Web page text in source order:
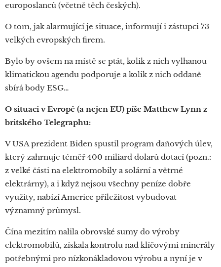
europoslanců (včetně těch českých).
O tom, jak alarmující je situace, informují i zástupci 73
velkých evropských firem.
Bylo by ovšem na místě se ptát, kolik z nich vylhanou
klimatickou agendu podporuje a kolik z nich oddaně
sbírá body ESG…
O situaci v Evropě (a nejen EU) píše Matthew Lynn z
britského Telegraphu:
V USA prezident Biden spustil program daňových úlev,
který zahrnuje téměř 400 miliard dolarů dotací (pozn.:
z velké části na elektromobily a solární a větrné
elektrárny), a i když nejsou všechny peníze dobře
využity, nabízí Americe příležitost vybudovat
významný průmysl.
Čína mezitím nalila obrovské sumy do výroby
elektromobilů, získala kontrolu nad klíčovými minerály
potřebnými pro nízkonákladovou výrobu a nyní je v